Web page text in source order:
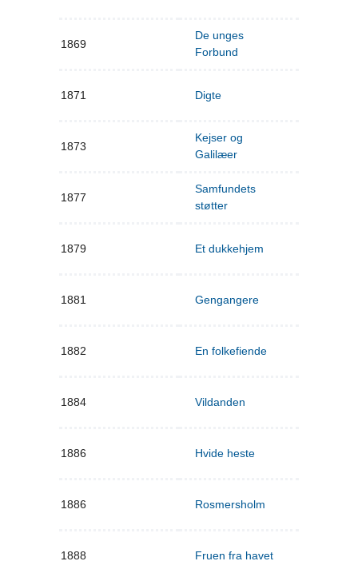
1869
De unges
Forbund
1871 Digte
1873
Kejser og
Galilæer
1877
Samfundets
støtter
1879 Et dukkehjem
1881 Gengangere
1882 En folkefiende
1884 Vildanden
1886 Hvide heste
1886 Rosmersholm
1888 Fruen fra havet